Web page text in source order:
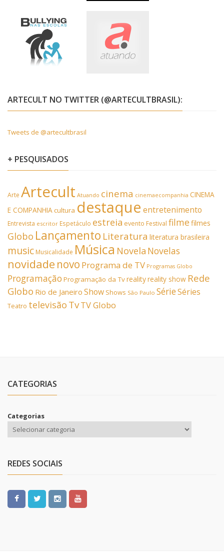
ARTECULT NO TWITTER (@ARTECULTBRASIL):
Tweets de @artecultbrasil
+ PESQUISADOS
Arte Artecult Atuando cinema cinemaecompanhia CINEMA
E COMPANHIAcultura destaque entretenimento
Entrevista escritor Espetáculo estreia evento Festival filmefilmes
Globo Lançamento Literatura literatura brasileira
music Musicalidade Música Novela Novelas
novidade novo Programa de TV Programas Globo
Programação Programação da Tvrealityreality show Rede
Globo Rio de Janeiro Show Shows São Paulo SérieSéries
Teatro televisão TvTV Globo
CATEGORIAS
Categorias
REDES SOCIAIS